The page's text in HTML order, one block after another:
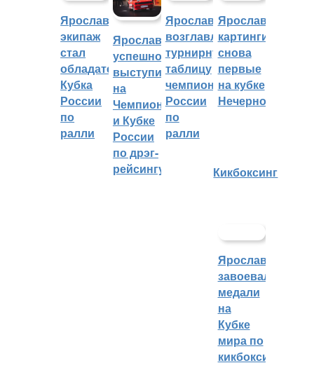
Ярославский
экипаж
стал
обладателем
Кубка
России
по
ралли
Ярославцы
успешно
выступили
на
Чемпионате
и Кубке
России
по дрэг-
рейсингу
Ярославцы
возглавляют
турнирную
таблицу
чемпионата
России
по
ралли
Ярославские
картингисты
снова
первые
на кубке
Нечерноземья
Кикбоксинг
Ярославцы
завоевали
медали
на
Кубке
мира по
кикбоксингу